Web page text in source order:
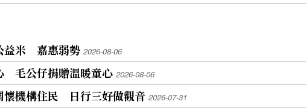
益米 嘉惠弱勢 2026-08-06
毛公仔捐贈溫暖童心 2026-08-06
懷機構住民 日行三好做觀音 2026-07-31